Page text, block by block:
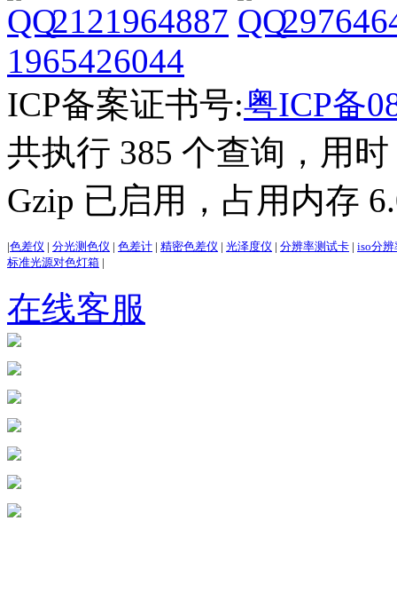
2121964887
1965426044
ICP备案证书号:粤ICP备
共执行 385 个查询，用
Gzip 已启用，占用内存
|色差仪 | 分光测色仪 | 色差计 | 精密色差仪 | 光泽度仪 | 分辨率测试卡 | iso分
标准光源对色灯箱 |
在线客服